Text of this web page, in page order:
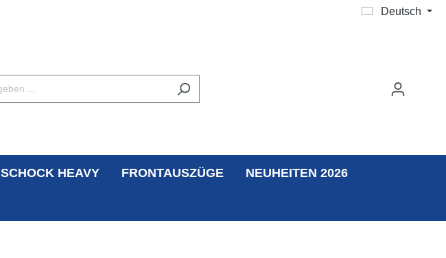
Deutsch
SCHOCK HEAVY FRONTAUSZÜGE NEUHEITEN 2026